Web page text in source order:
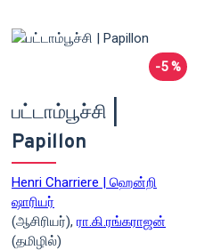
-5 %
பட்டாம்பூச்சி |
Papillon
Henri Charriere | ஹென்றி
ஷாரியர்
(ஆசிரியர்), ரா.கி.ரங்கராஜன்
(தமிழில்)